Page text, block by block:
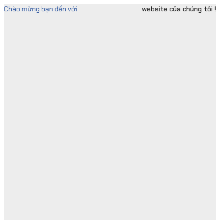
Skip
Chào mừng bạn đến với website của chúng tôi !